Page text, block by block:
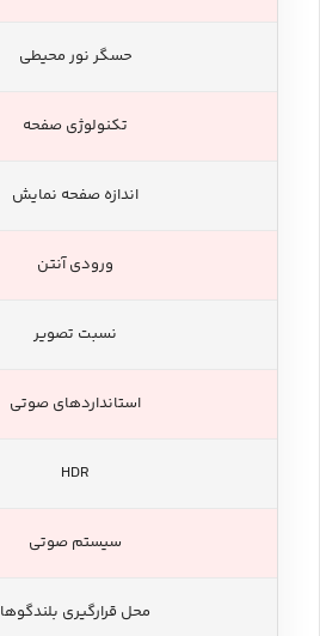
حسگر نور محیطی
تکنولوژی صفحه
اندازه صفحه نمایش
ورودی آنتن
نسبت تصویر
استانداردهای صوتی
HDR
سیستم صوتی
محل قرارگیری بلندگوها